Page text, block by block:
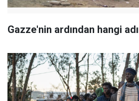
Gazze'nin ardından hangi